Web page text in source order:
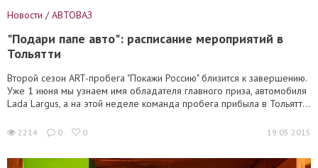
Новости / АВТОВАЗ
"Подари папе авто": расписание мероприятий в
Тольятти
Второй сезон ART-пробега "Покажи Россию" близится к завершению.
Уже 1 июня мы узнаем имя обладателя главного приза, автомобиля
Lada Largus, а на этой неделе команда пробега прибыла в Тольятт...
2214 0 0 19.05.2015